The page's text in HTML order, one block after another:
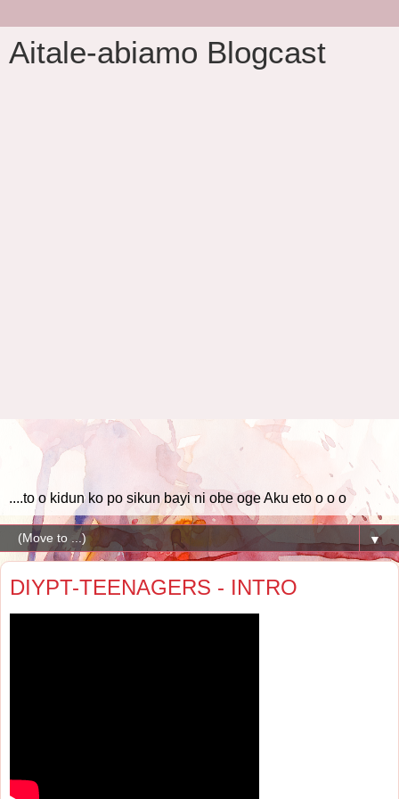
Aitale-abiamo Blogcast
....to o kidun ko po sikun bayi ni obe oge Aku eto o o o
▼
DIYPT-TEENAGERS - INTRO